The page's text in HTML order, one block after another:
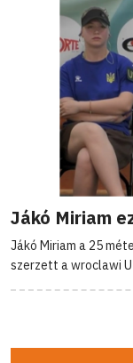
Jákó Miriam
Jákó Miriam a 25
szerzett a wroclawi